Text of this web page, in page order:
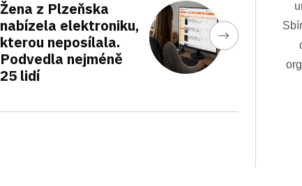
Žena z Plzeňska
nabízela elektroniku,
kterou neposílala.
Podvedla nejméně
25 lidí